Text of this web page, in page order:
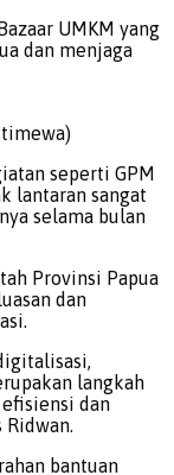
UMKM yang
dan menjaga
seperti GPM
lantaran sangat
selama bulan
Provinsi Papua
dan
langkah
dan
bantuan